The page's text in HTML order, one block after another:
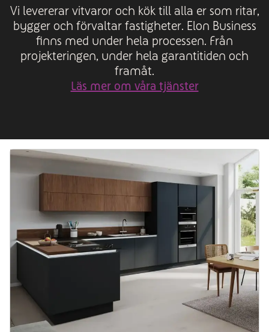
Vi levererar vitvaror och kök till alla er som ritar,
bygger och förvaltar fastigheter. Elon Business
finns med under hela processen. Från
projekteringen, under hela garantitiden och
framåt.
Läs mer om våra tjänster